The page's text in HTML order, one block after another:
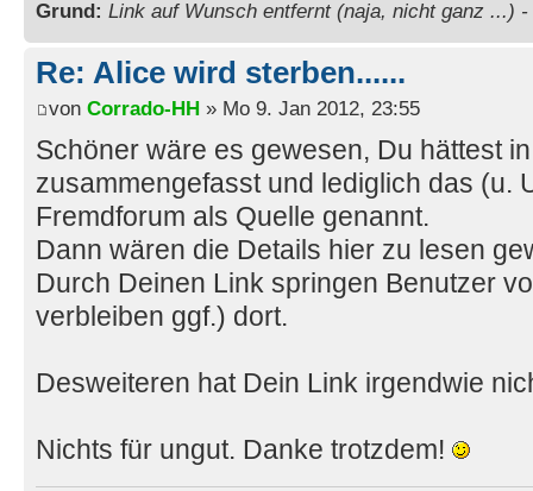
Grund: Link auf Wunsch entfernt (naja, nicht ganz ...)
Re: Alice wird sterben......
von Corrado-HH » Mo 9. Jan 2012, 23:55
Schöner wäre es gewesen, Du hättest
zusammengefasst und lediglich das (u.
Fremdforum als Quelle genannt.
Dann wären die Details hier zu lesen
Durch Deinen Link springen Benutzer
verbleiben ggf.) dort.
Desweiteren hat Dein Link irgendwie
Nichts für ungut. Danke trotzdem!